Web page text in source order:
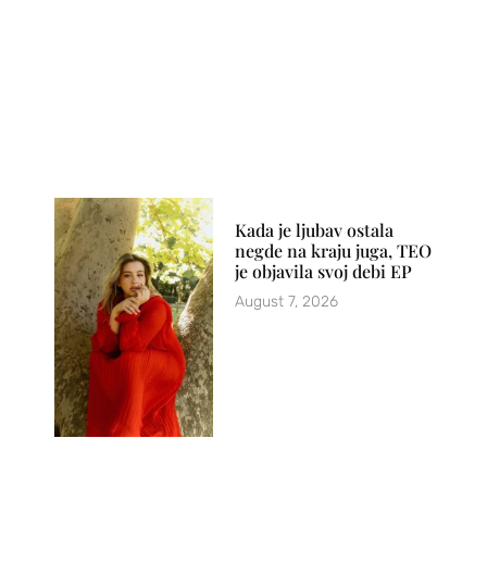
Kada je ljubav ostala
negde na kraju juga, TEO
je objavila svoj debi EP
August 7, 2026